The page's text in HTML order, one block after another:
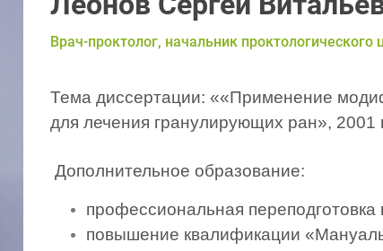
Врач-проктолог, начальник проктологического
Тема диссертации: ««Применение
для лечения гранулирующих ран», 2001
Дополнительное образование:
профессиональная
повышение квалификации